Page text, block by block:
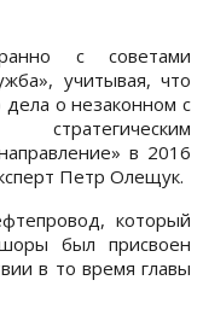
с советами
учитывая, что
дела о незаконном с
в 2016
Петр Олещук.
который
был присвоен
в то время главы